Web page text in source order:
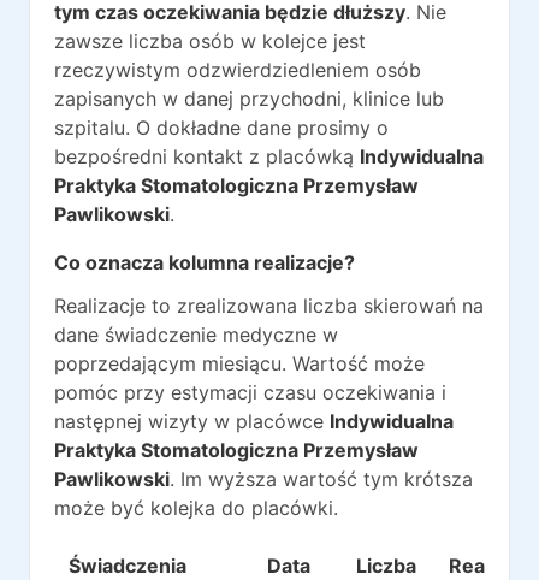
tym czas oczekiwania będzie dłuższy. Nie
zawsze liczba osób w kolejce jest
rzeczywistym odzwierdziedleniem osób
zapisanych w danej przychodni, klinice lub
szpitalu. O dokładne dane prosimy o
bezpośredni kontakt z placówką Indywidualna
Praktyka Stomatologiczna Przemysław
Pawlikowski.
Co oznacza kolumna realizacje?
Realizacje to zrealizowana liczba skierowań na
dane świadczenie medyczne w
poprzedającym miesiącu. Wartość może
pomóc przy estymacji czasu oczekiwania i
następnej wizyty w placówce Indywidualna
Praktyka Stomatologiczna Przemysław
Pawlikowski. Im wyższa wartość tym krótsza
może być kolejka do placówki.
Świadczenia
Data
Liczba